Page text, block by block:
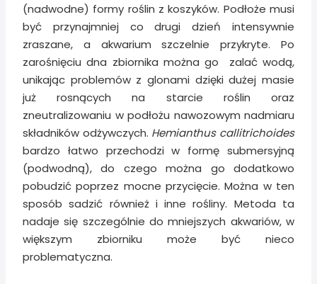
(nadwodne) formy roślin z koszyków. Podłoże musi
być przynajmniej co drugi dzień intensywnie
zraszane, a akwarium szczelnie przykryte. Po
zarośnięciu dna zbiornika można go zalać wodą,
unikając problemów z glonami dzięki dużej masie
już rosnących na starcie roślin oraz
zneutralizowaniu w podłożu nawozowym nadmiaru
składników odżywczych. Hemianthus callitrichoides
bardzo łatwo przechodzi w formę submersyjną
(podwodną), do czego można go dodatkowo
pobudzić poprzez mocne przycięcie. Można w ten
sposób sadzić również i inne rośliny. Metoda ta
nadaje się szczególnie do mniejszych akwariów, w
większym zbiorniku może być nieco
problematyczna.